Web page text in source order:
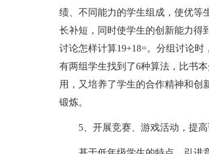
绩、不同能力的学生组成，使优等
长补短，同时使学生的创新能力得
讨论怎样计算19+18=。分组讨论
有两组学生找到了6种算法，比书
用，又培养了学生的合作精神和创
锻炼。
5、开展竞赛、游戏活动，提高